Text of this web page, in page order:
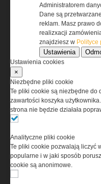
gazowych
ELEKTRO.INFO
WAGO 221 -
wersji 6 mm²
Dlaczego
ogrzewanie...
Administratorem
Dane są
reklam. Masz prawo
realizxacji
znajdziesz w Polityce
Ustawienia
Ustawienia cookies
×
Niezbędne pliki cookie
Te pliki cookie są niezbędne do
zawartości koszyka
strona nie będzie działała
Analityczne pliki cookie
Te pliki cookie pozwalają liczyć
popularne i w jaki sposób
cookie są anonimowe.